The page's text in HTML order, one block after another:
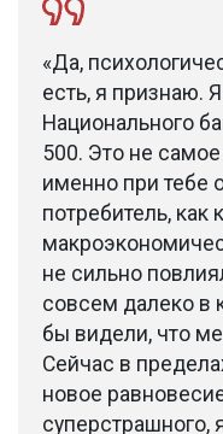
«Да,
есть, я признаю.
Национального
500. Это не
именно при тебе
потребитель, как
не сильно
совсем далеко в
бы видели, что
Сейчас в
новое
суперстрашного,